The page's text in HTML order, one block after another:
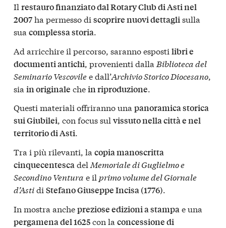
Il restauro finanziato dal Rotary Club di Asti nel
2007ha permesso di scoprire nuovi dettaglisulla
sua complessa storia.
Ad arricchire il percorso, saranno esposti libri e
documenti antichi, provenienti dalla Biblioteca del
Seminario Vescovilee dall’Archivio Storico Diocesano,
sia in originale chein riproduzione.
Questi materiali offriranno una panoramica storica
sui Giubilei, con focus sul vissuto nella città e nel
territorio di Asti.
Tra i più rilevanti, la copia manoscritta
cinquecentescadel Memoriale di Guglielmo e
Secondino Ventura e il primo volume del Giornale
d’Astidi Stefano Giuseppe Incisa (1776).
In mostra anchepreziose edizioni a stampae una
pergamena del 1625con la concessione di